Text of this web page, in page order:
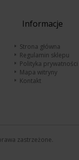
Informacje
Strona główna
Regulamin sklepu
Polityka prywatności
Mapa witryny
Kontakt
zastrzeżone.